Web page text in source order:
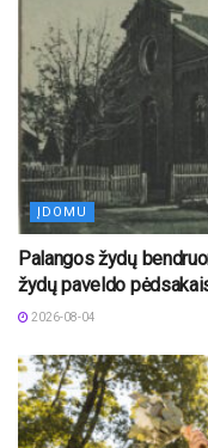
ĮDOMU
Palangos žydų
žydų paveldo
2026-08-04